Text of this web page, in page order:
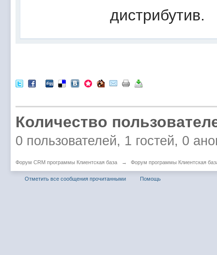
дистрибутив.
Количество
0 пользователей, 1 гостей, 0
Форум CRM программы Клиентская база → Форум программы Клиентская
Отметить все сообщения прочитанными Помощь